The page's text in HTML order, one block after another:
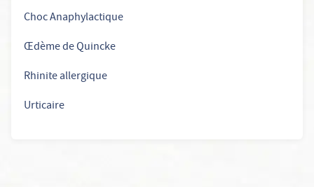
Choc Anaphylactique
Œdème de Quincke
Rhinite allergique
Urticaire